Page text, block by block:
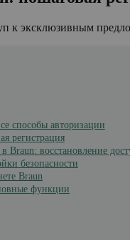
к эксклюзивным
способы авторизации
регистрация
Braun: восстановление
безопасности
Braun
функции